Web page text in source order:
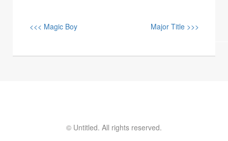
<<< Magic Boy Major Title >>>
© Untitled. All rights reserved.